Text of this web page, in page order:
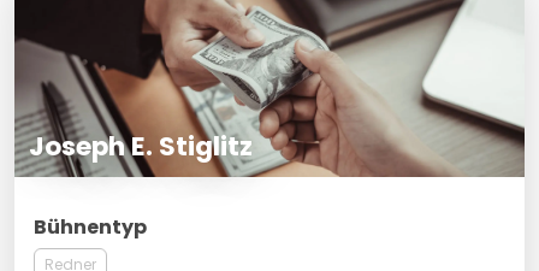
Joseph E. Stiglitz
Bühnentyp
Redner